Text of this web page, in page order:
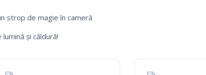
strop de magie în cameră
și căldură!